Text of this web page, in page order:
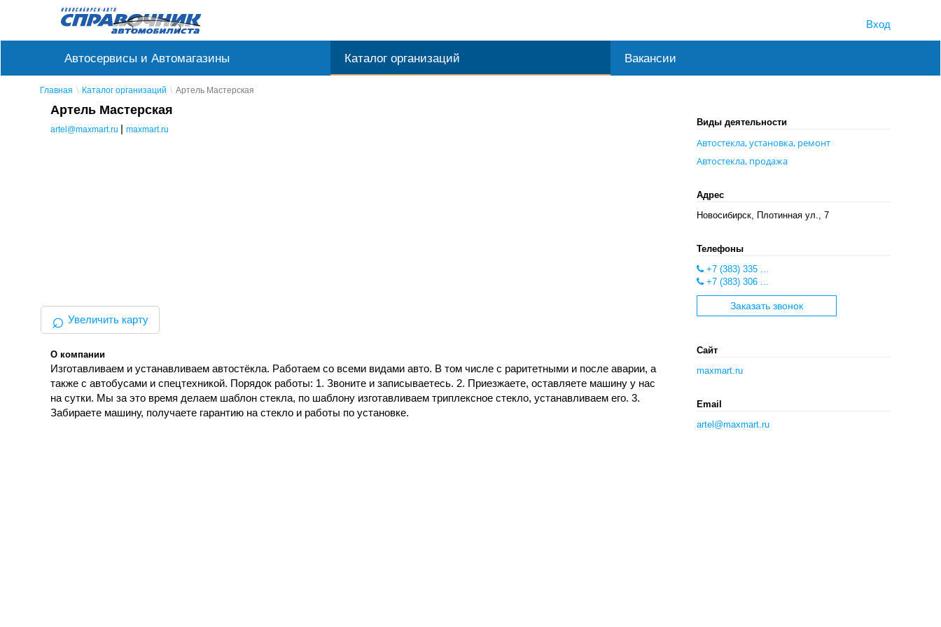
Вход
Автосервисы и Автомагазины Каталог организаций Вакансии
Главная Каталог организаций Артель Мастерская
Артель Мастерская
artel@maxmart.ru | maxmart.ru
⌕ Увеличить карту
О компании
Изготавливаем и устанавливаем автостёкла. Работаем со всеми видами авто. В том числе с раритетными и после аварии, а
также с автобусами и спецтехникой. Порядок работы: 1. Звоните и записываетесь. 2. Приезжаете, оставляете машину у нас
на сутки. Мы за это время делаем шаблон стекла, по шаблону изготавливаем триплексное стекло, устанавливаем его. 3.
Забираете машину, получаете гарантию на стекло и работы по установке.
Виды деятельности
Автостекла, установка, ремонт
Автостекла, продажа
Адрес
Новосибирск, Плотинная ул., 7
Телефоны
+7 (383) 335 ...
+7 (383) 306 ...
Заказать звонок
Сайт
maxmart.ru
Email
artel@maxmart.ru